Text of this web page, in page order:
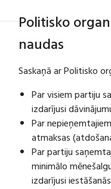
Politisko
naudas
Saskaņā ar Politisko
Par visiem partiju
izdarījusi
Par
atmaksas
Par partiju
minimālo
izdarījusi